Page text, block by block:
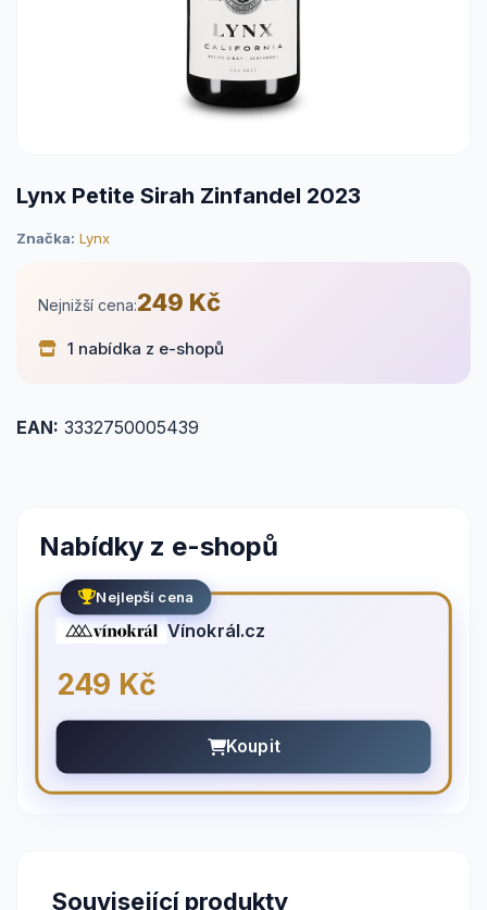
Lynx Petite Sirah Zinfandel 2023
Značka: Lynx
Nejnižší cena:249 Kč
1 nabídka z e-shopů
EAN: 3332750005439
Nabídky z e-shopů
Nejlepší cena
Vínokrál.cz
249 Kč
Koupit
Související produkty